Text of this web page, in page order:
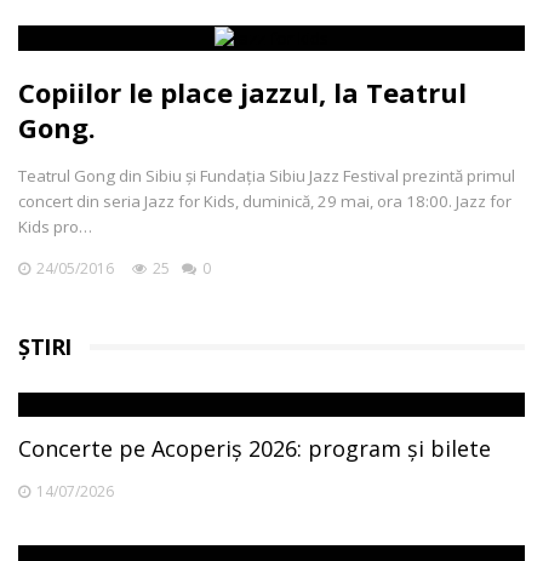
Copiilor le place jazzul, la Teatrul
Gong.
Teatrul Gong din Sibiu și Fundația Sibiu Jazz Festival prezintă primul
concert din seria Jazz for Kids, duminică, 29 mai, ora 18:00. Jazz for
Kids pro…
24/05/2016 25 0
ȘTIRI
Concerte pe Acoperiș 2026: program și bilete
14/07/2026